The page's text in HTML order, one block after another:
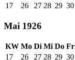
17
26 27 28 29 30
Mai 1926
KW Mo Di Mi Do Fr
17
26 27 28 29 30